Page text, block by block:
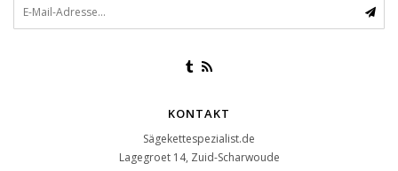
KONTAKT
Sägekettespezialist.de
Lagegroet 14, Zuid-Scharwoude